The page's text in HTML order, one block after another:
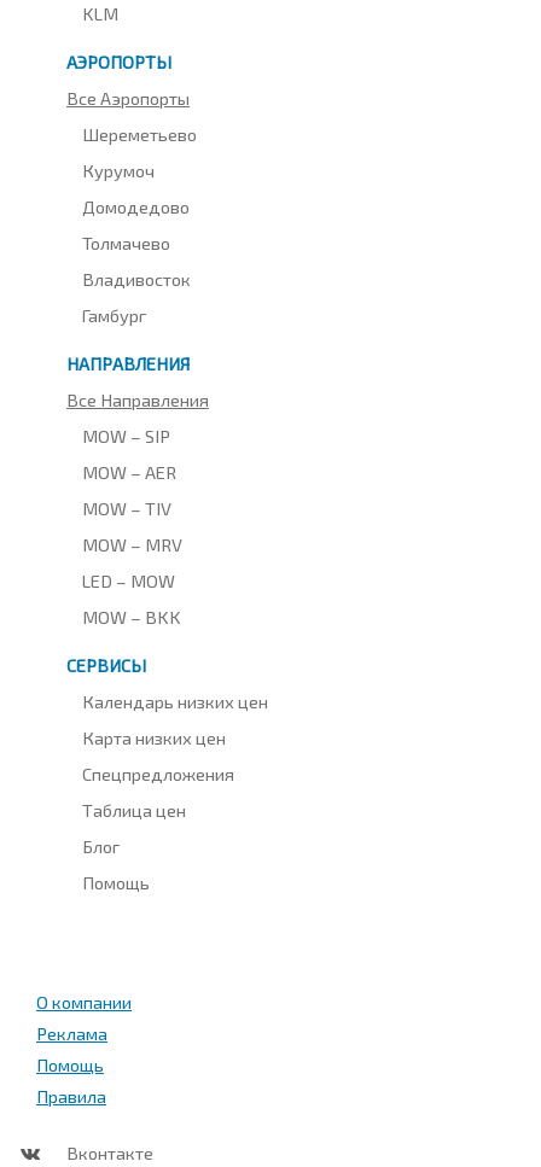
KLM
АЭРОПОРТЫ
Все Аэропорты
Шереметьево
Курумоч
Домодедово
Толмачево
Владивосток
Гамбург
НАПРАВЛЕНИЯ
Все Направления
MOW – SIP
MOW – AER
MOW – TIV
MOW – MRV
LED – MOW
MOW – BKK
СЕРВИСЫ
Календарь низких цен
Карта низких цен
Спецпредложения
Таблица цен
Блог
Помощь
О компании
Реклама
Помощь
Правила
Вконтакте